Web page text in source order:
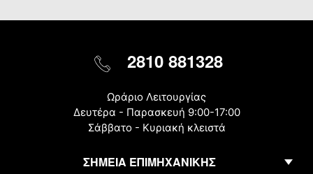
2810 881328
Ωράριο Λειτουργίας
Δευτέρα - Παρασκευή 9:00-17:00
Σάββατο - Κυριακή κλειστά
ΣΗΜΕΙΑ ΕΠΙΜΗΧΑΝΙΚΗΣ